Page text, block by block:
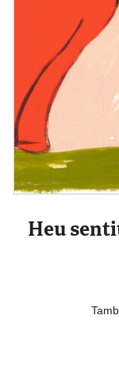
Heu